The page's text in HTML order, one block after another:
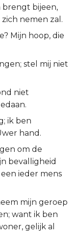
brengt bijeen,
nemen zal.
Mijn hoop, die
stel mij niet
niet
ik ben
hand.
om de
bevalligheid
ieder mens
mijn geroep
want ik ben
gelijk al